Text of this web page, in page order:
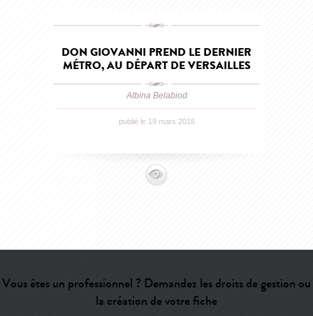
DON GIOVANNI PREND LE DERNIER
MÉTRO, AU DÉPART DE VERSAILLES
Albina Belabiod
publié le 19 mars 2016
Vous êtes un professionnel ? Demandez les droits de gestion ou
la création de votre fiche